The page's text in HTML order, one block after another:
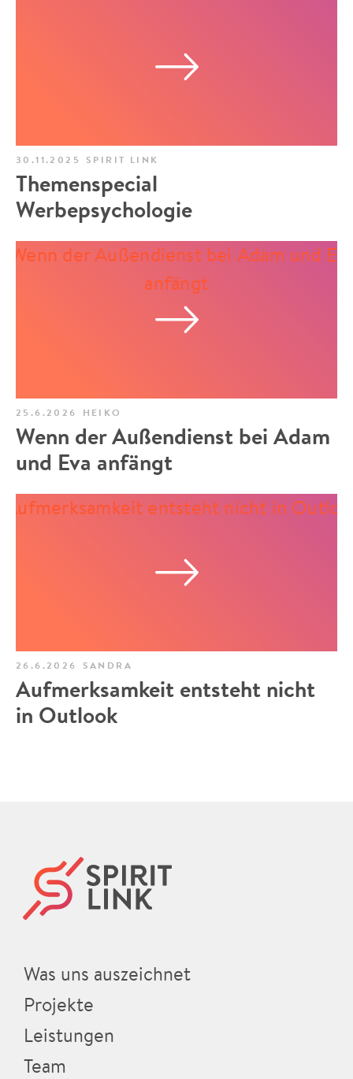
30.11.2025 SPIRIT LINK
Themenspecial
Werbepsychologie
25.6.2026 HEIKO
Wenn der Außendienst bei Adam
und Eva anfängt
26.6.2026 SANDRA
Aufmerksamkeit entsteht nicht
in Outlook
Was uns auszeichnet
Projekte
Leistungen
Team